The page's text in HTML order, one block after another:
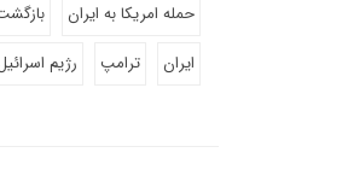
حمله امریکا به ایران
ایران
ترامپ رژیم